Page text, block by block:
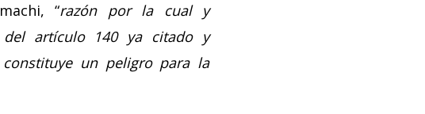
“razón por la cual y
del artículo 140 ya citado y
un peligro para la